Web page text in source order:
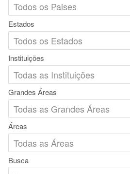
Estados
Instituições
Grandes Áreas
Áreas
Busca